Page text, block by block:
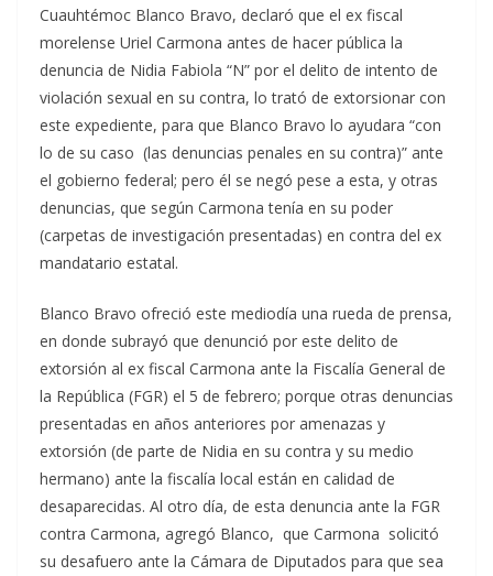
Cuauhtémoc Blanco Bravo, declaró que el ex fiscal
morelense Uriel Carmona antes de hacer pública la
denuncia de Nidia Fabiola “N” por el delito de intento de
violación sexual en su contra, lo trató de extorsionar con
este expediente, para que Blanco Bravo lo ayudara “con
lo de su caso (las denuncias penales en su contra)” ante
el gobierno federal; pero él se negó pese a esta, y otras
denuncias, que según Carmona tenía en su poder
(carpetas de investigación presentadas) en contra del ex
mandatario estatal.
Blanco Bravo ofreció este mediodía una rueda de prensa,
en donde subrayó que denunció por este delito de
extorsión al ex fiscal Carmona ante la Fiscalía General de
la República (FGR) el 5 de febrero; porque otras denuncias
presentadas en años anteriores por amenazas y
extorsión (de parte de Nidia en su contra y su medio
hermano) ante la fiscalía local están en calidad de
desaparecidas. Al otro día, de esta denuncia ante la FGR
contra Carmona, agregó Blanco, que Carmona solicitó
su desafuero ante la Cámara de Diputados para que sea